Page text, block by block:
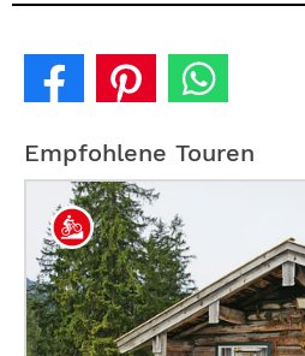
Empfohlene Touren